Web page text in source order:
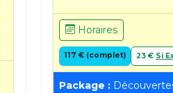
Horaires
117 € (complet) 23 € Si
Package :